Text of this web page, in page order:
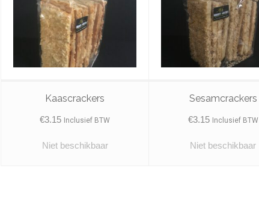
Kaascrackers
€3.15 Inclusief BTW
Niet beschikbaar
Sesamcrackers
€3.15 Inclusief BTW
Niet beschikbaar